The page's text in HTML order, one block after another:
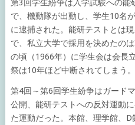
第3回学生紛争は入学試験への能
で、機動隊が出動し、学生10名
に逮捕された。能研テストとは
で、私立大学で採用を決めたの
の頃（1966年）に学生会は会長
祭は10年ほど中断されてしまう。
第4回～第6回学生紛争はガード
公開、能研テストへの反対運動
た運動だった。本館、理学館、